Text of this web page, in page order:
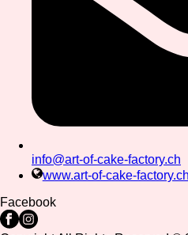
info@art-of-cake-factory.ch
www.art-of-cake-factory.ch
Facebook